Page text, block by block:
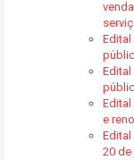
Edital
Edital
Edital
e
Edital
20 de